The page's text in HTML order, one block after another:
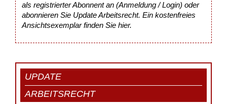
als registrierter Abonnent an (Anmeldung / Login) oder
abonnieren Sie Update Arbeitsrecht. Ein kostenfreies
Ansichtsexemplar finden Sie hier.
UPDATE
ARBEITSRECHT